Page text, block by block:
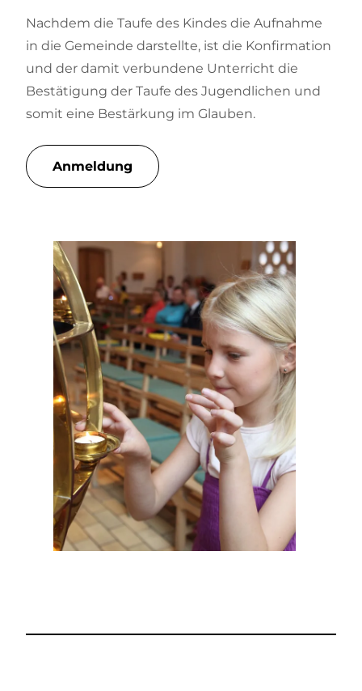
Nachdem die Taufe des Kindes die Aufnahme
in die Gemeinde darstellte, ist die Konfirmation
und der damit verbundene Unterricht die
Bestätigung der Taufe des Jugendlichen und
somit eine Bestärkung im Glauben.
Anmeldung